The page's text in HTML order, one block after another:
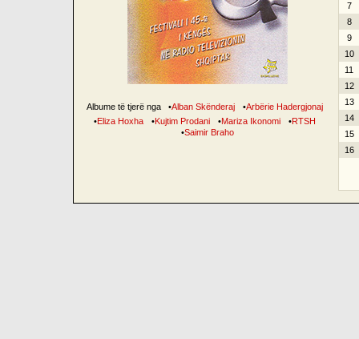
Albume të tjerë nga •Alban Skënderaj •Arbërie Hadergjonaj
•Eliza Hoxha •Kujtim Prodani •Mariza Ikonomi •RTSH
•Saimir Braho
7
8
9
10
11
12
13
14
15
16